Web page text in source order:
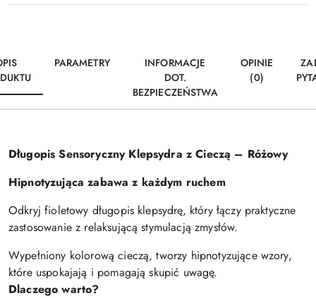
PARAMETRY
INFORMACJE
DOT.
BEZPIECZEŃSTWA
OPINIE
(0)
Długopis Sensoryczny Klepsydra z Cieczą – Różowy
Hipnotyzująca zabawa z każdym ruchem
Odkryj fioletowy długopis klepsydrę, który łączy praktyczne
zastosowanie z relaksującą stymulacją zmysłów.
Wypełniony kolorową cieczą, tworzy hipnotyzujące wzory,
które uspokajają i pomagają skupić uwagę.
Dlaczego warto?